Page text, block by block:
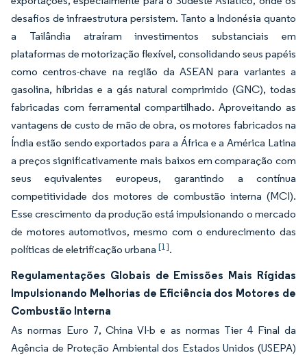
desafios de infraestrutura persistem. Tanto a Indonésia quanto
a Tailândia atraíram investimentos substanciais em
plataformas de motorização flexível, consolidando seus papéis
como centros-chave na região da ASEAN para variantes a
gasolina, híbridas e a gás natural comprimido (GNC), todas
fabricadas com ferramental compartilhado. Aproveitando as
vantagens de custo de mão de obra, os motores fabricados na
Índia estão sendo exportados para a África e a América Latina
a preços significativamente mais baixos em comparação com
seus equivalentes europeus, garantindo a contínua
competitividade dos motores de combustão interna (MCI).
Esse crescimento da produção está impulsionando o mercado
de motores automotivos, mesmo com o endurecimento das
políticas de eletrificação urbana [1].
Regulamentações Globais de Emissões Mais Rígidas
Impulsionando Melhorias de Eficiência dos Motores de
Combustão Interna
As normas Euro 7, China VI-b e as normas Tier 4 Final da
Agência de Proteção Ambiental dos Estados Unidos (USEPA)